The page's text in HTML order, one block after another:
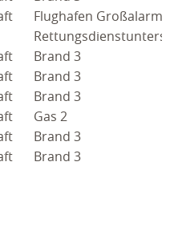
KURSE
Flughafen Großalarm
Brand 3
Brand 3
Brand 3
Gas 2
Brand 3
Brand 3